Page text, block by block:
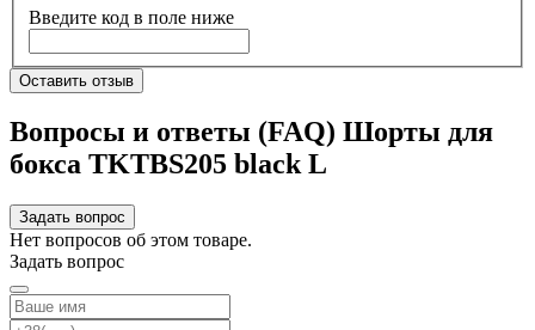
Введите код в поле ниже
Оставить отзыв
Вопросы и ответы (FAQ) Шорты для
бокса TKTBS205 black L
Задать вопрос
Нет вопросов об этом товаре.
Задать вопрос